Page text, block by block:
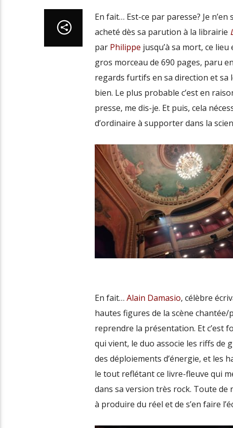
En fait… Est-ce par paresse? Je
acheté dès sa parution à la librairie
par Philippe jusqu’à sa mort, ce
gros morceau de 690 pages, paru
regards furtifs en sa direction et sa
bien. Le plus probable c’est en
presse, me dis-je. Et puis, cela
d’ordinaire à supporter dans la
En fait… Alain Damasio, célèbre
hautes figures de la scène chantée/
reprendre la présentation. Et c’est
qui vient, le duo associe les riffs de
des déploiements d’énergie, et les
le tout reflétant ce livre-fleuve qui
dans sa version très rock. Toute
à produire du réel et de s’en faire